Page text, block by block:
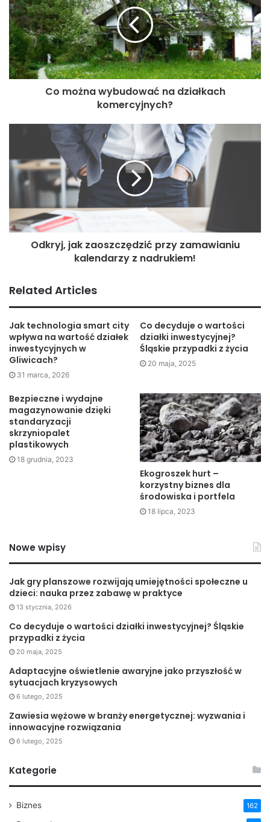
polecany dla firm o większej liczbie pojazdów i zleceniach.
3. Program C
Program C to oprogramowanie dedykowane dla firm
transportowych, które skupia się na automatyce i
efektywnym zarządzaniu procesami. Oferuje
zaawansowane funkcje takie jak automatyczne
generowanie dokumentów, elektroniczne potwierdzanie
dostaw, integrację z systemami magazynowymi i wiele
innych. Program C jest idealnym wyborem dla firm, które
pragną zwiększyć efektywność swoich operacji i
minimalizować czas i koszty.
Podsumowanie
Wybór odpowiedniegooprogramowania dla transportu
A, B i C są tylko przykładami z wielu dostępnych na rynku.
Przed podjęciem decyzji, zwróć uwagę na funkcjonalności,
elastyczność, łatwość obsługi oraz możliwość
personalizacji. Skonsultuj się z dostawcami i skorzystaj z
okresów próbnych, aby sprawdzić, które oprogramowanie
najlepiej spełnia potrzeby Twojej firmy. Wprowadzenie
się do optymalizacji procesów, poprawy efektywności i
zwiększenia konkurencyjności Twojego przedsiębiorstwa.
Co można wybudować na działkach
komercyjnych?
Odkryj, jak zaoszczędzić przy zamawianiu
kalendarzy z nadrukiem!
Related Articles
Jak technologia smart city
wpływa na wartość działek
inwestycyjnych w
Gliwicach?
31 marca, 2026
Co decyduje o wartości
działki inwestycyjnej?
Śląskie przypadki z życia
20 maja, 2025
Bezpieczne i wydajne
magazynowanie dzięki
standaryzacji
skrzyniopalet
plastikowych
18 grudnia, 2023
Ekogroszek hurt –
korzystny biznes dla
środowiska i portfela
18 lipca, 2023
Nowe wpisy
Jak gry planszowe rozwijają umiejętności społeczne u
dzieci: nauka przez zabawę w praktyce
13 stycznia, 2026
Co decyduje o wartości działki inwestycyjnej? Śląskie
przypadki z życia
20 maja, 2025
Adaptacyjne oświetlenie awaryjne jako przyszłość w
sytuacjach kryzysowych
6 lutego, 2025
Zawiesia wężowe w branży energetycznej: wyzwania i
innowacyjne rozwiązania
6 lutego, 2025
Kategorie
Biznes 162